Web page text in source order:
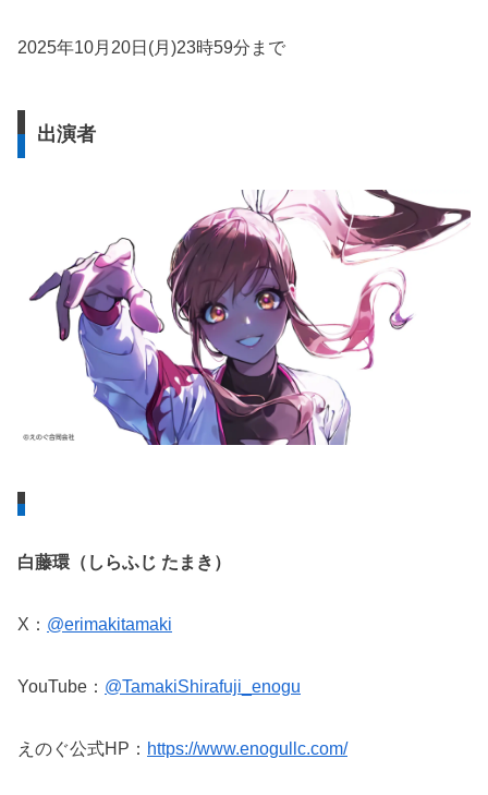
2025年10月20日(月)23時59分まで
出演者
白藤環（しらふじ たまき）
X： @erimakitamaki
YouTube： @TamakiShirafuji_enogu
えのぐ公式HP： https://www.enogullc.com/